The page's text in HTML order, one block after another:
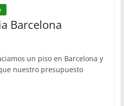
Barcelona
un piso en Barcelona y
nuestro presupuesto